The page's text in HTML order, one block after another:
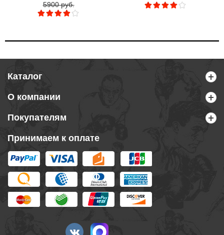
5900 руб.
Каталог
О компании
Покупателям
Принимаем к оплате